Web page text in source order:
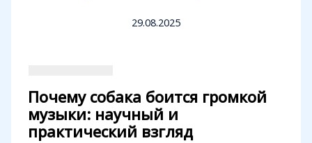
29.08.2025
Почему собака боится громкой
музыки: научный и
практический взгляд